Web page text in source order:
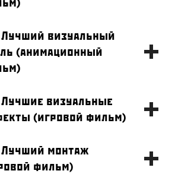
Лучший визуальный
(анимационный
Лучшие визуальные
(игровой фильм)
Лучший монтаж
фильм)